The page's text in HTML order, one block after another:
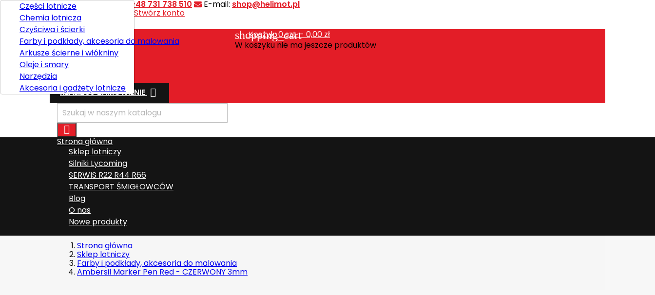
Kontakt Telefon:+48 731 738 510 E-mail: shop@helimot.pl
Witaj,
Stwórz konto
Polski
shopping_cart
Koszyk:0szt. - 0,00 zł
W koszyku nie ma jeszcze produktów
Wysyłka
Razem
REALIZUJ ZAMÓWIENIE 

Strona główna
Sklep lotniczy
Części lotnicze
Chemia lotnicza
Czyściwa i ścierki
Farby i podkłady, akcesoria do malowania
Arkusze ścierne i włókniny
Oleje i smary
Narzędzia
Akcesoria i gadżety lotnicze
Silniki Lycoming
SERWIS R22 R44 R66
TRANSPORT ŚMIGŁOWCÓW
Blog
O nas
Nowe produkty
Strona główna
Sklep lotniczy
Farby i podkłady, akcesoria do malowania
Ambersil Marker Pen Red - CZERWONY 3mm